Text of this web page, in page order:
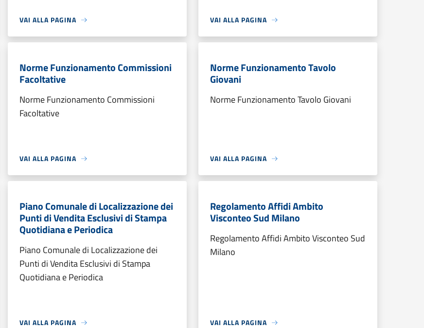
VAI ALLA PAGINA VAI ALLA PAGINA
Norme Funzionamento Commissioni
Facoltative
Norme Funzionamento Commissioni
Facoltative
VAI ALLA PAGINA
Norme Funzionamento Tavolo
Giovani
Norme Funzionamento Tavolo Giovani
VAI ALLA PAGINA
Piano Comunale di Localizzazione dei
Punti di Vendita Esclusivi di Stampa
Quotidiana e Periodica
Piano Comunale di Localizzazione dei
Punti di Vendita Esclusivi di Stampa
Quotidiana e Periodica
VAI ALLA PAGINA
Regolamento Affidi Ambito
Visconteo Sud Milano
Regolamento Affidi Ambito Visconteo Sud
Milano
VAI ALLA PAGINA